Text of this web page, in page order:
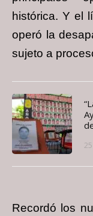
histórica. Y el
operó la
sujeto a
Recordó los